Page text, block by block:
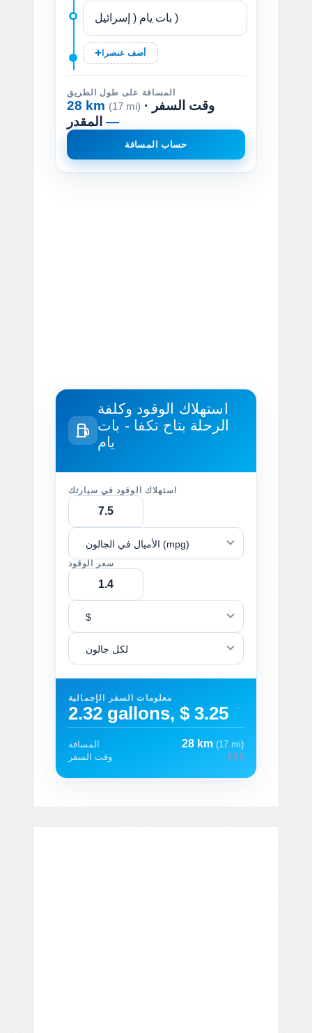
أضف عنصرا
المسافة على طول الطريق
28 km (17 mi) · وقت السفر
—
حساب المسافة
استهلاك الوقود وكلفة
الرحلة بتاح تكفا - بات
يام
استهلاك الوقود في سيارتك
الأميال في الجالون (mpg)
سعر الوقود
$
لكل جالون
معلومات السفر الإجمالية
2.32 gallons, $ 3.25
المسافة 28 km (17 mi)
وقت السفر